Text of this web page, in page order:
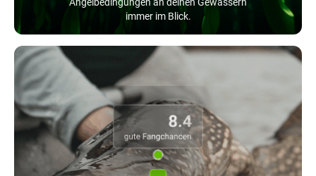
immer im Blick.